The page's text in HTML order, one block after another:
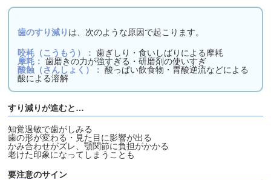
歯のすり減り は、次のような原因で起こります。
咬耗（こうもう）： 歯ぎしり・食いしばりによる摩耗
摩耗： 歯磨きの力が強すぎる・研磨剤の使いすぎ
酸蝕（さんしょく）： 酸っぱい飲食物・胃酸逆流などによる
酸による溶解
すり減りが進むと…
知覚過敏で歯がしみる
歯の形が変わる・見た目に影響が出る
かみ合わせがズレ、顎関節に負担がかかる
老けた印象になってしまうことも
要注意のサイン